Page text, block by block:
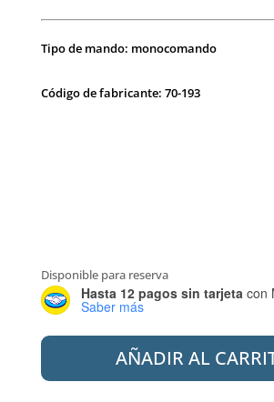
Tipo de mando: monocomando
Código de fabricante: 70-193
Disponible para reserva
Hasta 12 pagos sin tarjetacon
Saber más
PEIRANO
193
AÑADIR AL